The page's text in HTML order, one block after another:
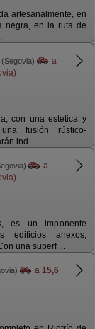
artesanalmente, en
negra, en la ruta de
(Segovia)
a
con una estética y
fusión rústico-
ind ...
a
es un imponente
edificios anexos,
una superf ...
a 15,6